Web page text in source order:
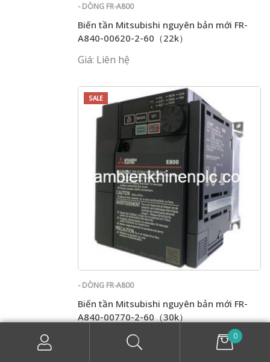
- DÒNG FR-A800
Biến tần Mitsubishi nguyên bản mới FR-
A840-00620-2-60（22k）
Giá: Liên hệ
SALE
- DÒNG FR-A800
Biến tần Mitsubishi nguyên bản mới FR-
A840-00770-2-60（30k）
Giá: Liên hệ 0